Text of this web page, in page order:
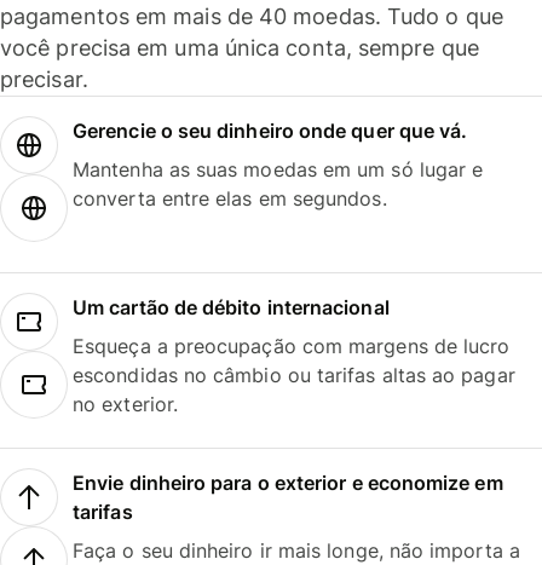
pagamentos em mais de 40 moedas. Tudo o que
você precisa em uma única conta, sempre que
precisar.
Gerencie o seu dinheiro onde quer que vá.
Mantenha as suas moedas em um só lugar e
converta entre elas em segundos.
Um cartão de débito internacional
Esqueça a preocupação com margens de lucro
escondidas no câmbio ou tarifas altas ao pagar
no exterior.
Envie dinheiro para o exterior e economize em
tarifas
Faça o seu dinheiro ir mais longe, não importa a